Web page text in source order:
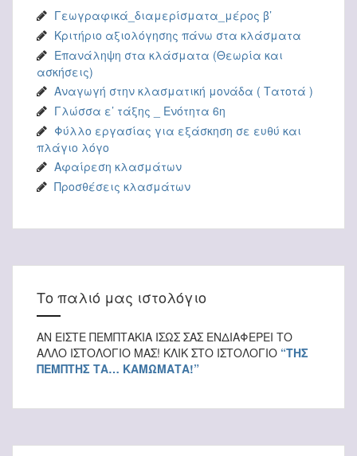
Γεωγραφικά_διαμερίσματα_μέρος β’
Κριτήριο αξιολόγησης πάνω στα κλάσματα
Επανάληψη στα κλάσματα (Θεωρία και
ασκήσεις)
Αναγωγή στην κλασματική μονάδα ( Τατοτά )
Γλώσσα ε’ τάξης _ Ενότητα 6η
Φύλλο εργασίας για εξάσκηση σε ευθύ και
πλάγιο λόγο
Αφαίρεση κλασμάτων
Προσθέσεις κλασμάτων
Το παλιό μας ιστολόγιο
ΑΝ ΕΙΣΤΕ ΠΕΜΠΤΑΚΙΑ ΙΣΩΣ ΣΑΣ ΕΝΔΙΑΦΕΡΕΙ ΤΟ
ΑΛΛΟ ΙΣΤΟΛΟΓΙΟ ΜΑΣ! ΚΛΙΚ ΣΤΟ ΙΣΤΟΛΟΓΙΟ “ΤΗΣ
ΠΕΜΠΤΗΣ ΤΑ… ΚΑΜΩΜΑΤΑ!”